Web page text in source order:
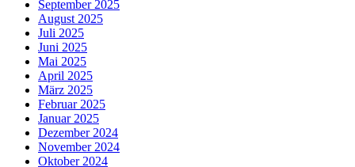
September 2025
August 2025
Juli 2025
Juni 2025
Mai 2025
April 2025
März 2025
Februar 2025
Januar 2025
Dezember 2024
November 2024
Oktober 2024